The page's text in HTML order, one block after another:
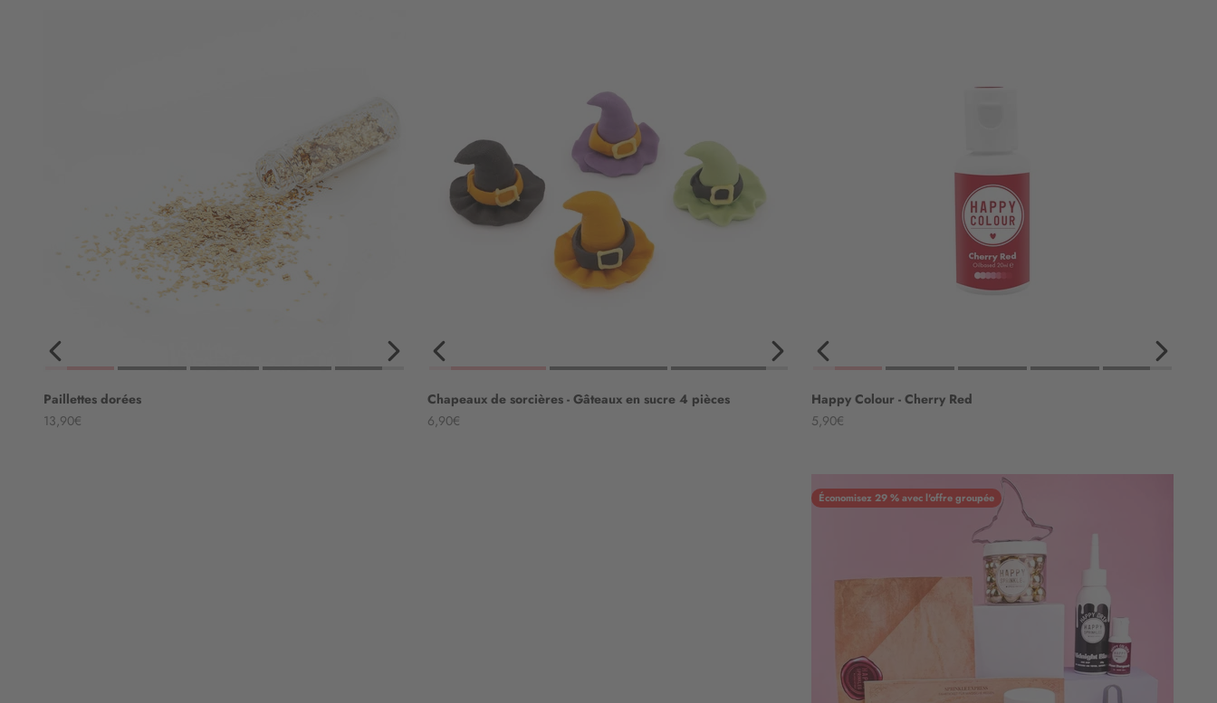
Paillettes dorées
Angebot
13,90€
Chapeaux de sorcières - Gâteaux en sucre 4 pièces
Angebot
6,90€
Happy Colour - Cherry Red
Angebot
5,90€
Économisez 29 % avec l'offre groupée